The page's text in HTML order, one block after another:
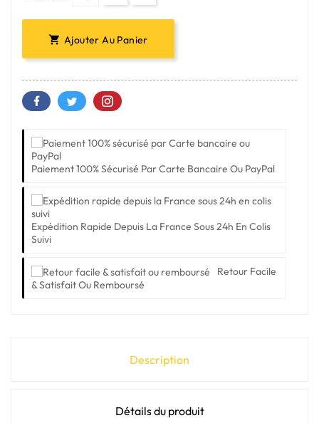
 Ajouter Au Panier
Paiement 100% Sécurisé Par Carte Bancaire Ou PayPal
Expédition Rapide Depuis La France Sous 24h En Colis
Suivi
Retour Facile
& Satisfait Ou Remboursé
Description
Détails du produit